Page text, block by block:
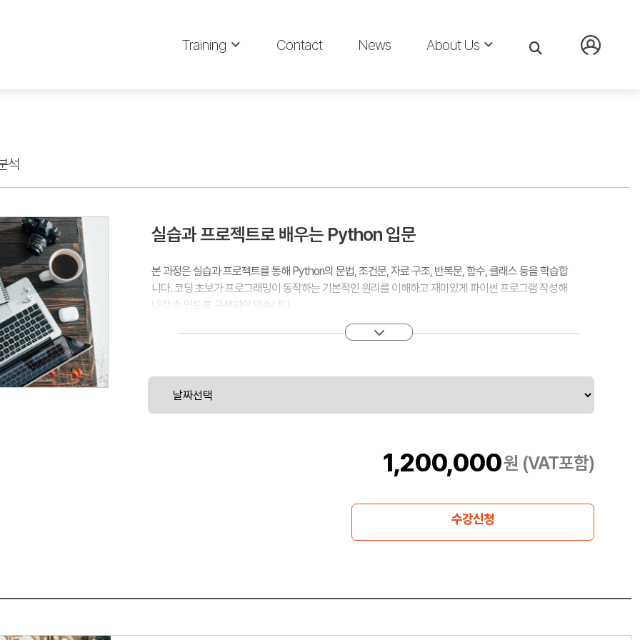
Training Contact News About Us
석
실습과 프로젝트로 배우는 Python 입문
본 과정은 실습과 프로젝트를 통해 Python의 문법, 조건문, 자료 구조, 반복문, 함수, 클래스 등을 학습합
니다. 코딩 초보가 프로그래밍이 동작하는 기본적인 원리를 이해하고 재미있게 파이썬 프로그램 작성해
나갈 수 있도록 구성되어 있습니다.
1,200,000원 (VAT포함)
수강신청